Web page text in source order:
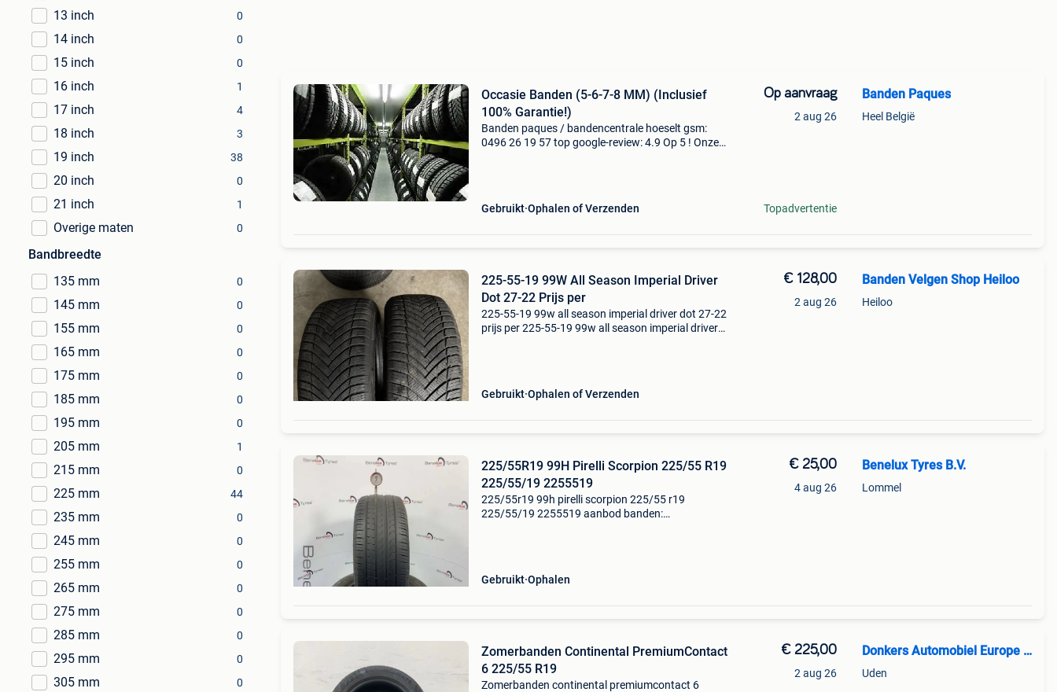
13 inch 0
14 inch 0
15 inch 0
16 inch 1
17 inch 4
18 inch 3
19 inch 38
20 inch 0
21 inch 1
Overige maten 0
Bandbreedte
135 mm
0
145 mm 0
155 mm 0
165 mm 0
175 mm 0
185 mm 0
195 mm 0
205 mm 1
215 mm 0
225 mm 44
235 mm 0
245 mm 0
255 mm 0
265 mm 0
275 mm 0
285 mm 0
295 mm 0
305 mm 0
Occasie Banden (5-6-7-8 MM) (Inclusief
100% Garantie!)
Banden paques / bandencentrale hoeselt gsm:
0496 26 19 57 top google-review: 4.9 Op 5 ! Onze
Gebruikt Ophalen of Verzenden
Op aanvraag
2 aug 26
Topadvertentie
Banden Paques
Heel België
225-55-19 99W All Season Imperial Driver
Dot 27-22 Prijs per
225-55-19 99w all season imperial driver dot 27-22
prijs per 225-55-19 99w all season imperial driver
Gebruikt Ophalen of Verzenden
€ 128,00
2 aug 26
Banden Velgen Shop Heiloo
Heiloo
225/55R19 99H Pirelli Scorpion 225/55 R19
225/55/19 2255519
225/55r19 99h pirelli scorpion 225/55 r19
225/55/19 2255519 aanbod banden:
Gebruikt Ophalen
€ 25,00
4 aug 26
Benelux Tyres B.V.
Lommel
Zomerbanden Continental PremiumContact
6 225/55 R19
Zomerbanden continental premiumcontact 6
€ 225,00
2 aug 26
Donkers Automobiel Europe B.V.
Uden